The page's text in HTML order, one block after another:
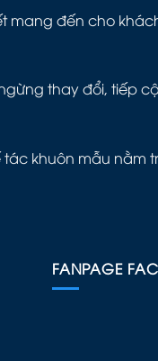
mang đến cho
thay đổi, tiếp
khuôn mẫu nằm
FANPAGE